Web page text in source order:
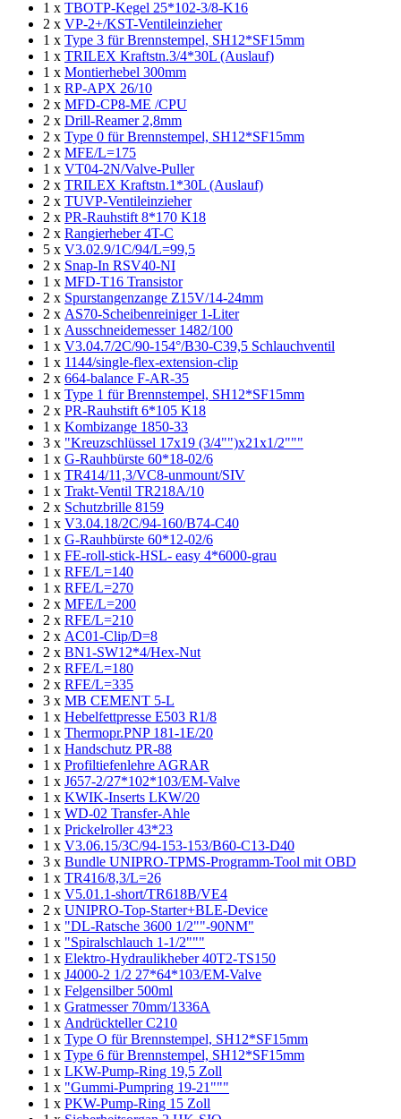
1 x TBOTP-Kegel 25*102-3/8-K16
2 x VP-2+/KST-Ventileinzieher
1 x Type 3 für Brennstempel, SH12*SF15mm
1 x TRILEX Kraftstn.3/4*30L (Auslauf)
1 x Montierhebel 300mm
1 x RP-APX 26/10
2 x MFD-CP8-ME /CPU
2 x Drill-Reamer 2,8mm
2 x Type 0 für Brennstempel, SH12*SF15mm
2 x MFE/L=175
1 x VT04-2N/Valve-Puller
2 x TRILEX Kraftstn.1*30L (Auslauf)
2 x TUVP-Ventileinzieher
2 x PR-Rauhstift 8*170 K18
2 x Rangierheber 4T-C
5 x V3.02.9/1C/94/L=99,5
2 x Snap-In RSV40-NI
1 x MFD-T16 Transistor
2 x Spurstangenzange Z15V/14-24mm
2 x AS70-Scheibenreiniger 1-Liter
1 x Ausschneidemesser 1482/100
1 x V3.04.7/2C/90-154°/B30-C39,5 Schlauchventil
1 x 1144/single-flex-extension-clip
2 x 664-balance F-AR-35
1 x Type 1 für Brennstempel, SH12*SF15mm
2 x PR-Rauhstift 6*105 K18
1 x Kombizange 1850-33
3 x "Kreuzschlüssel 17x19 (3/4"")x21x1/2"""
1 x G-Rauhbürste 60*18-02/6
1 x TR414/11,3/VC8-unmount/SIV
1 x Trakt-Ventil TR218A/10
2 x Schutzbrille 8159
1 x V3.04.18/2C/94-160/B74-C40
1 x G-Rauhbürste 60*12-02/6
1 x FE-roll-stick-HSL- easy 4*6000-grau
1 x RFE/L=140
1 x RFE/L=270
2 x MFE/L=200
2 x RFE/L=210
2 x AC01-Clip/D=8
2 x BN1-SW12*4/Hex-Nut
2 x RFE/L=180
2 x RFE/L=335
3 x MB CEMENT 5-L
1 x Hebelfettpresse E503 R1/8
1 x Thermopr.PNP 181-1E/20
1 x Handschutz PR-88
1 x Profiltiefenlehre AGRAR
1 x J657-2/27*102*103/EM-Valve
1 x KWIK-Inserts LKW/20
1 x WD-02 Transfer-Ahle
1 x Prickelroller 43*23
1 x V3.06.15/3C/94-153-153/B60-C13-D40
3 x Bundle UNIPRO-TPMS-Programm-Tool mit OBD
1 x TR416/8,3/L=26
1 x V5.01.1-short/TR618B/VE4
2 x UNIPRO-Top-Starter+BLE-Device
1 x "DL-Ratsche 3600 1/2""-90NM"
1 x "Spiralschlauch 1-1/2"""
1 x Elektro-Hydraulikheber 40T2-TS150
1 x J4000-2 1/2 27*64*103/EM-Valve
1 x Felgensilber 500ml
1 x Gratmesser 70mm/1336A
1 x Andrückteller C210
1 x Type O für Brennstempel, SH12*SF15mm
1 x Type 6 für Brennstempel, SH12*SF15mm
1 x LKW-Pump-Ring 19,5 Zoll
1 x "Gummi-Pumpring 19-21"""
1 x PKW-Pump-Ring 15 Zoll